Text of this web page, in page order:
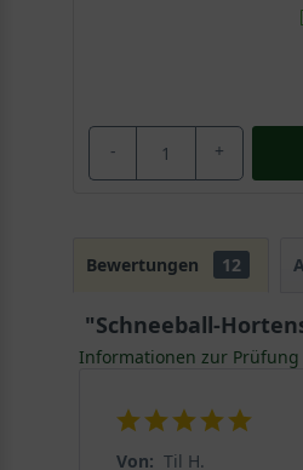
- +
Bewertungen 12
"Schneeball-
Informationen zur
Von: Til H.